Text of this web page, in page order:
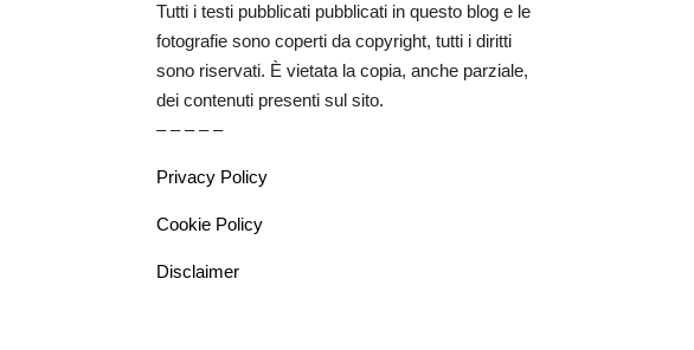
Tutti i testi pubblicati pubblicati in questo blog e le
fotografie sono coperti da copyright, tutti i diritti
sono riservati. È vietata la copia, anche parziale,
dei contenuti presenti sul sito.
– – – – –
Privacy Policy
Cookie Policy
Disclaimer